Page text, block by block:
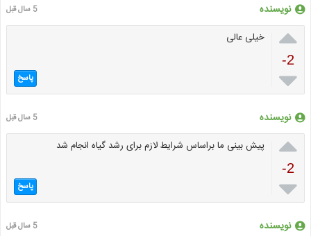
نویسنده 5 سال قبل

-2

خیلی عالی
پاسخ
نویسنده 5 سال قبل

-2

پیش بینی ما براساس شرایط لازم برای رشد گیاه انجام شد
پاسخ
نویسنده 5 سال قبل